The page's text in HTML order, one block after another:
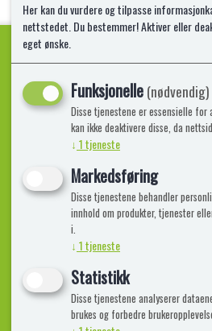
Kvalitetsprodukter!
Informasjon
Frakt, Retur og Reklamasjon
Her kan du vurdere og tilpasse
nettstedet. Du bestemmer! Aktiver eller
eget ønske.
Funksjonelle(nødvendig)
Disse tjenestene er essensielle
kan ikke deaktivere disse, da
↓ 1tjeneste
Markedsføring
Disse tjenestene behandler
innhold om produkter, tjenester
i.
↓ 1tjeneste
Statistikk
Disse tjenestene analyserer
brukes og forbedre